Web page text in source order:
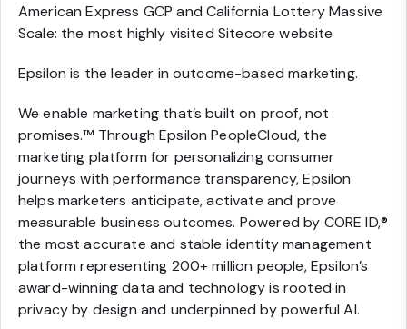
American Express GCP and California Lottery Massive
Scale: the most highly visited Sitecore website
Epsilon is the leader in outcome-based marketing.
We enable marketing that’s built on proof, not
promises.™ Through Epsilon PeopleCloud, the
marketing platform for personalizing consumer
journeys with performance transparency, Epsilon
helps marketers anticipate, activate and prove
measurable business outcomes. Powered by CORE ID,®
the most accurate and stable identity management
platform representing 200+ million people, Epsilon’s
award-winning data and technology is rooted in
privacy by design and underpinned by powerful AI.